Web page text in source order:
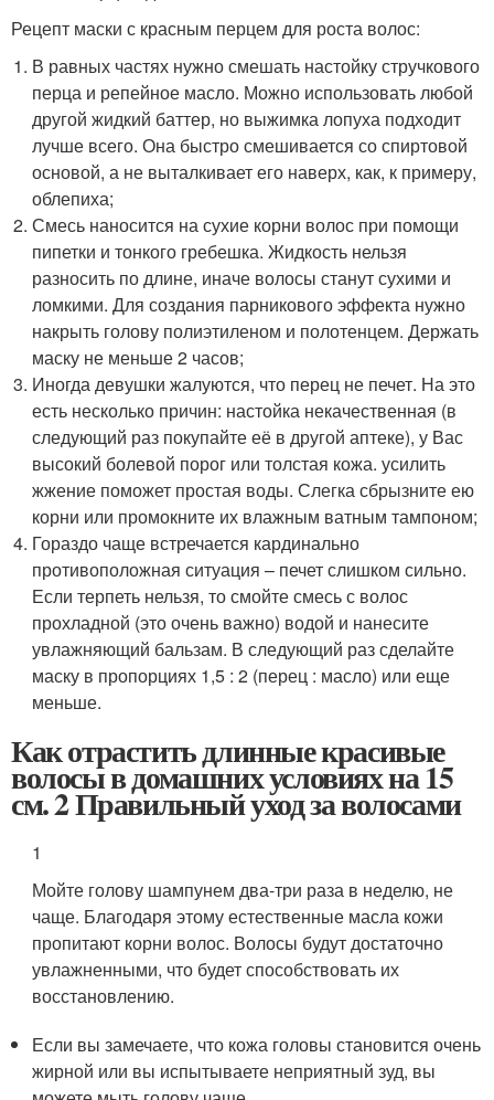
Рецепт маски с красным перцем для роста волос:
В равных частях нужно смешать настойку стручкового
перца и репейное масло. Можно использовать любой
другой жидкий баттер, но выжимка лопуха подходит
лучше всего. Она быстро смешивается со спиртовой
основой, а не выталкивает его наверх, как, к примеру,
облепиха;
Смесь наносится на сухие корни волос при помощи
пипетки и тонкого гребешка. Жидкость нельзя
разносить по длине, иначе волосы станут сухими и
ломкими. Для создания парникового эффекта нужно
накрыть голову полиэтиленом и полотенцем. Держать
маску не меньше 2 часов;
Иногда девушки жалуются, что перец не печет. На это
есть несколько причин: настойка некачественная (в
следующий раз покупайте её в другой аптеке), у Вас
высокий болевой порог или толстая кожа. усилить
жжение поможет простая воды. Слегка сбрызните ею
корни или промокните их влажным ватным тампоном;
Гораздо чаще встречается кардинально
противоположная ситуация – печет слишком сильно.
Если терпеть нельзя, то смойте смесь с волос
прохладной (это очень важно) водой и нанесите
увлажняющий бальзам. В следующий раз сделайте
маску в пропорциях 1,5 : 2 (перец : масло) или еще
меньше.
Как отрастить длинные красивые
волосы в домашних условиях на 15
см. 2 Правильный уход за волосами
1
Мойте голову шампунем два-три раза в неделю, не
чаще. Благодаря этому естественные масла кожи
пропитают корни волос. Волосы будут достаточно
увлажненными, что будет способствовать их
восстановлению.
Если вы замечаете, что кожа головы становится очень
жирной или вы испытываете неприятный зуд, вы